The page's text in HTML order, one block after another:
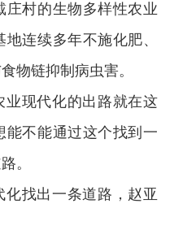
庄村的生物多样性农业
连续多年不施化肥、
物链抑制病虫害。
业现代化的出路就在这
能不能通过这个找到一
。
找出一条道路，赵亚